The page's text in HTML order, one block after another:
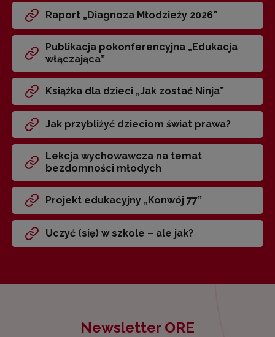
Raport „Diagnoza Młodzieży 2026”
Publikacja pokonferencyjna „Edukacja
włączająca”
Książka dla dzieci „Jak zostać Ninja”
Jak przybliżyć dzieciom świat prawa?
Lekcja wychowawcza na temat
bezdomności młodych
Projekt edukacyjny „Konwój 77”
Uczyć (się) w szkole – ale jak?
Newsletter ORE